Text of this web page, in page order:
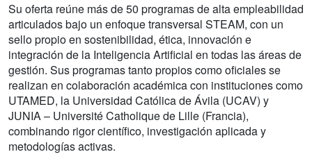
Su oferta reúne más de 50 programas de alta empleabilidad
articulados bajo un enfoque transversal STEAM, con un
sello propio en sostenibilidad, ética, innovación e
integración de la Inteligencia Artificial en todas las áreas de
gestión. Sus programas tanto propios como oficiales se
realizan en colaboración académica con instituciones como
UTAMED, la Universidad Católica de Ávila (UCAV) y
JUNIA – Université Catholique de Lille (Francia),
combinando rigor científico, investigación aplicada y
metodologías activas.